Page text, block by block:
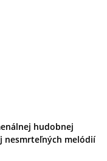
hudobnej
nesmrteľných melódií